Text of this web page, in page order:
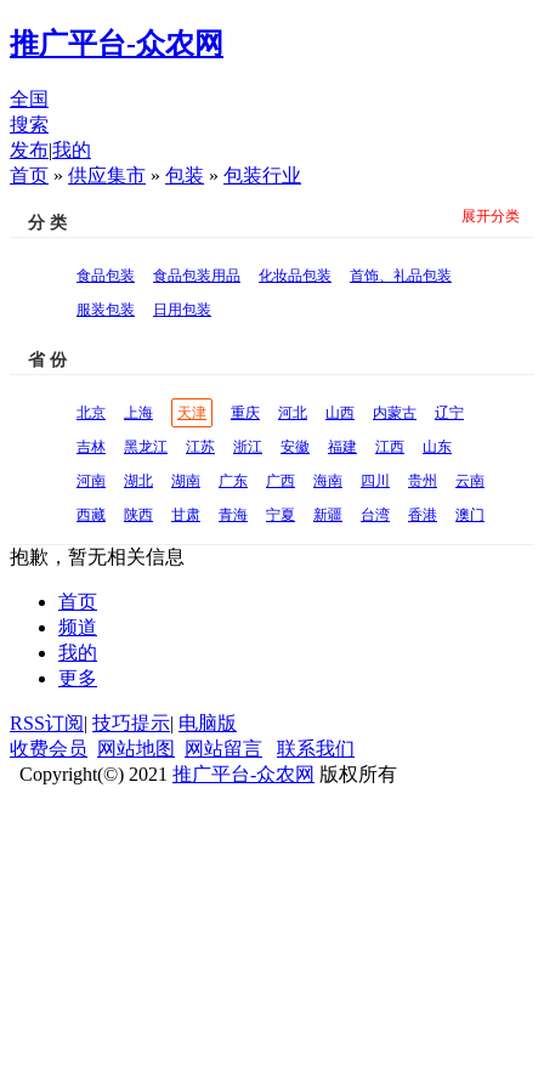
推广平台-众农网
全国
搜索
发布|我的
首页 » 供应集市 » 包装 » 包装行业
分 类
食品包装 食品包装用品 化妆品包装
首饰、礼品包装
服装包装
日用包装
展开分类
省 份
北京 上海 天津 重庆 河北 山西 内蒙古
辽宁
吉林
黑龙江 江苏 浙江 安徽 福建 江西
山东
河南
湖北 湖南 广东 广西 海南 四川 贵州
云南
西藏
陕西 甘肃 青海 宁夏 新疆 台湾 香港 澳门
抱歉，暂无相关信息
首页
频道
我的
更多
RSS订阅| 技巧提示| 电脑版
收费会员
网站地图 网站留言
联系我们
Copyright(©) 2021 推广平台-众农网 版权所有